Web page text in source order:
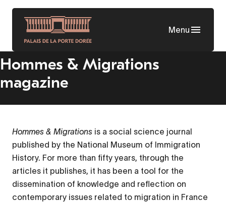
Skip
content
Menu
Hommes & Migrations
magazine
Hommes & Migrations is a social science journal
published by the National Museum of Immigration
History. For more than fifty years, through the
articles it publishes, it has been a tool for the
dissemination of knowledge and reflection on
contemporary issues related to migration in France